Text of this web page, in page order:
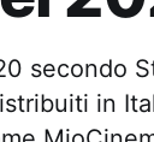
secondo
in